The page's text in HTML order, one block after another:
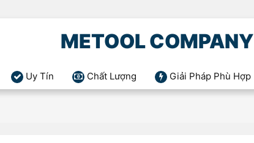
METOOL COMPANY
Uy Tín Chất Lượng Giải Pháp Phù Hợp